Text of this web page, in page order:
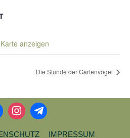
anzeigen
Die Stunde der Gartenvögel
IMPRESSUM